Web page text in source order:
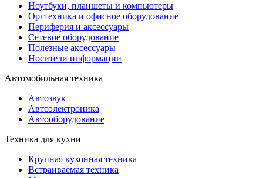
Ноутбуки, планшеты и компьютеры
Оргтехника и офисное оборудование
Периферия и аксессуары
Cетевое оборудование
Полезные аксессуары
Носители информации
Автомобильная техника
Автозвук
Автоэлектроника
Автооборудование
Техника для кухни
Крупная кухонная техника
Встраиваемая техника